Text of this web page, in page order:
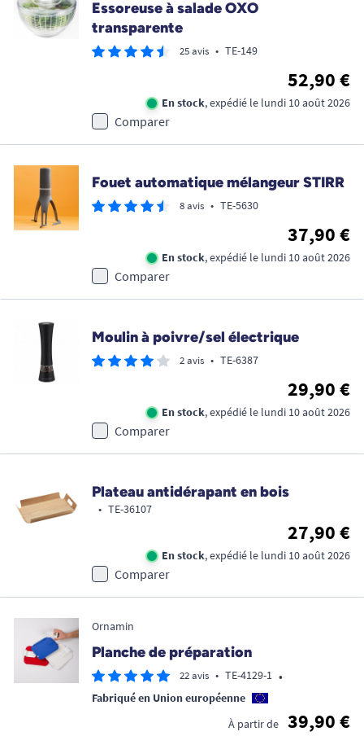
Essoreuse à salade OXO
transparente
25 avis • TE-149
52,90 €
En stock, expédié le lundi 10 août 2026
Comparer
Fouet automatique mélangeur STIRR
8 avis • TE-5630
37,90 €
En stock, expédié le lundi 10 août 2026
Comparer
Moulin à poivre/sel électrique
2 avis • TE-6387
29,90 €
En stock, expédié le lundi 10 août 2026
Comparer
Plateau antidérapant en bois
• TE-36107
27,90 €
En stock, expédié le lundi 10 août 2026
Comparer
Ornamin
Planche de préparation
22 avis • TE-4129-1 •
Fabriqué en Union européenne
À partir de
39,90 €